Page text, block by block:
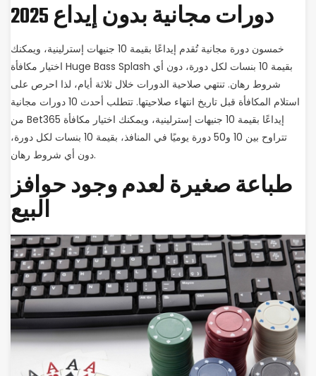
دورات مجانية بدون إيداع 2025
خمسون دورة مجانية تُقدم إيداعًا بقيمة 10 جنيهات إسترلينية، ويمكنك
اختيار مكافأة Huge Bass Splash بقيمة 10 بنسات لكل دورة، دون أي
شروط رهان. تنتهي صلاحية الدورات خلال ثلاثة أيام، لذا احرص على
استلام المكافأة قبل تاريخ انتهاء صلاحيتها. تتطلب أحدث 10 دورات مجانية
من Bet365 إيداعًا بقيمة 10 جنيهات إسترلينية، ويمكنك اختيار مكافأة
تتراوح بين 10 و50 دورة يوميًا في المنافذ، بقيمة 10 بنسات لكل دورة،
دون أي شروط رهان.
طباعة صغيرة لعدم وجود حوافز
البيع